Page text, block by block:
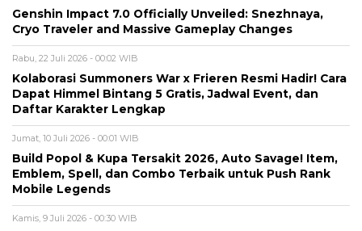
Genshin Impact 7.0 Officially Unveiled: Snezhnaya,
Cryo Traveler and Massive Gameplay Changes
Rabu, 22 Juli 2026 - 00:02 WIB
Kolaborasi Summoners War x Frieren Resmi Hadir! Cara
Dapat Himmel Bintang 5 Gratis, Jadwal Event, dan
Daftar Karakter Lengkap
Jumat, 10 Juli 2026 - 00:01 WIB
Build Popol & Kupa Tersakit 2026, Auto Savage! Item,
Emblem, Spell, dan Combo Terbaik untuk Push Rank
Mobile Legends
Kamis, 9 Juli 2026 - 00:30 WIB